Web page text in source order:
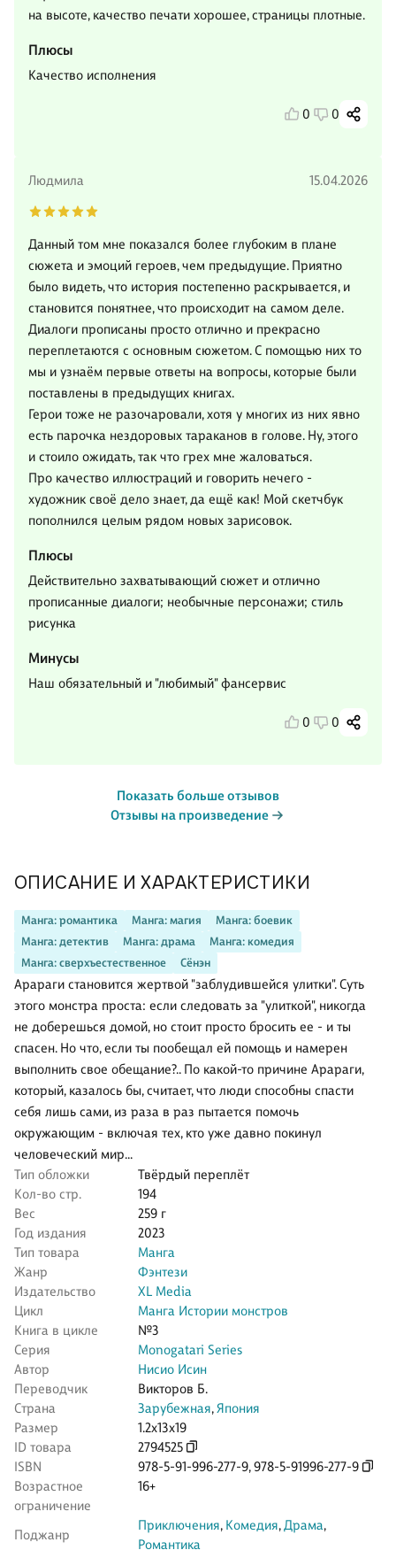
ОПИСАНИЕ И ХАРАКТЕРИСТИКИ
Манга: романтика Манга: магия
Манга: боевик
Манга: детектив
Манга: драма
Манга: комедия
Манга: сверхъестественное
Сёнэн
Арараги становится жертвой "заблудившейся улитки". Суть
этого монстра проста: если следовать за "улиткой", никогда
не доберешься домой, но стоит просто бросить ее - и ты
спасен. Но что, если ты пообещал ей помощь и намерен
выполнить свое обещание?.. По какой-то причине Арараги,
который, казалось бы, считает, что люди способны спасти
себя лишь сами, из раза в раз пытается помочь
окружающим - включая тех, кто уже давно покинул
человеческий мир...
Тип обложки
Твёрдый переплёт
Кол-во стр.
194
Вес
259 г
Год издания
2023
Тип товара
Манга
Жанр
Фэнтези
Издательство
XL Media
Цикл
Манга Истории монстров
Книга в цикле
№3
Серия
Monogatari Series
Автор
Нисио Исин
Переводчик
Викторов Б.
Страна
Зарубежная,Япония
Размер
1.2x13x19
ID товара
2794525
ISBN
978-5-91-996-277-9,978-5-91996-277-9
Возрастное
ограничение
16+
Поджанр
Приключения, Комедия,Драма,
Романтика
на высоте, качество печати хорошее, страницы плотные.
Плюсы
Качество исполнения
0 0
Людмила 15.04.2026
Данный том мне показался более глубоким в плане
сюжета и эмоций героев, чем предыдущие. Приятно
было видеть, что история постепенно раскрывается, и
становится понятнее, что происходит на самом деле.
Диалоги прописаны просто отлично и прекрасно
переплетаются с основным сюжетом. С помощью них то
мы и узнаём первые ответы на вопросы, которые были
поставлены в предыдущих книгах.
Герои тоже не разочаровали, хотя у многих из них явно
есть парочка нездоровых тараканов в голове. Ну, этого
и стоило ожидать, так что грех мне жаловаться.
Про качество иллюстраций и говорить нечего -
художник своё дело знает, да ещё как! Мой скетчбук
пополнился целым рядом новых зарисовок.
Плюсы
Действительно захватывающий сюжет и отлично
прописанные диалоги; необычные персонажи; стиль
рисунка
Минусы
Наш обязательный и "любимый" фансервис
0 0
Показать больше отзывов
Отзывы на произведение